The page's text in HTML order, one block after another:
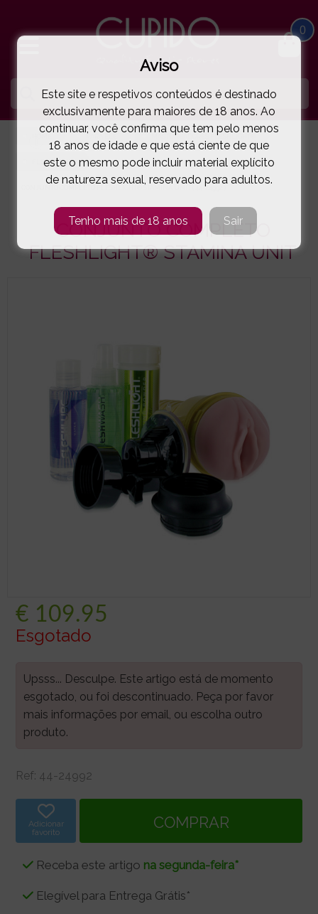
0
MASTURBADORES FLESHLIGHT®
FLESHLIGHT®
( 44-24992 )
CONJUNTO COMPLETO
FLESHLIGHT® STAMINA UNIT
€ 109.95
Esgotado
Upsss... Desculpe. Este artigo está de momento
esgotado, ou foi descontinuado. Peça por favor
mais informações por email, ou escolha outro
produto.
Ref: 44-24992
Adicionar
favorito
Receba este artigo na segunda-feira*
Elegível para Entrega Grátis*
Aviso
Este site e respetivos conteúdos é destinado
exclusivamente para maiores de 18 anos. Ao
continuar, você confirma que tem pelo menos
18 anos de idade e que está ciente de que
este o mesmo pode incluir material explícito
de natureza sexual, reservado para adultos.
Tenho mais de 18 anos Sair